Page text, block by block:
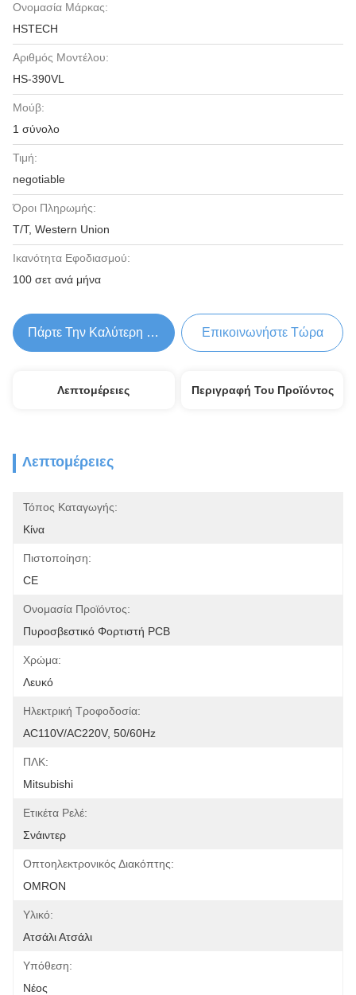
Ονομασία Μάρκας:
HSTECH
Αριθμός Μοντέλου:
HS-390VL
Μούβ:
1 σύνολο
Τιμή:
negotiable
Όροι Πληρωμής:
T/T, Western Union
Ικανότητα Εφοδιασμού:
100 σετ ανά μήνα
Πάρτε Την Καλύτερη Τιμή Επικοινωνήστε Τώρα
Λεπτομέρειες Περιγραφή Του Προϊόντος
Λεπτομέρειες
Τόπος Καταγωγής:
Κίνα
Πιστοποίηση:
CE
Ονομασία Προϊόντος:
Πυροσβεστικό Φορτιστή PCB
Χρώμα:
Λευκό
Ηλεκτρική Τροφοδοσία:
AC110V/AC220V, 50/60Hz
ΠΛΚ:
Mitsubishi
Ετικέτα Ρελέ:
Σνάιντερ
Οπτοηλεκτρονικός Διακόπτης:
OMRON
Υλικό:
Ατσάλι Ατσάλι
Υπόθεση:
Νέος